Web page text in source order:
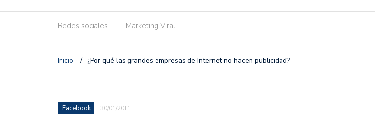
Redes sociales Marketing Viral
Inicio / ¿Por qué las grandes empresas de Internet no hacen publicidad?
Facebook 30/01/2011